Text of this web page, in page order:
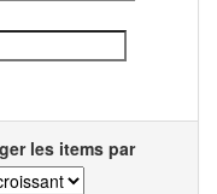
les items par